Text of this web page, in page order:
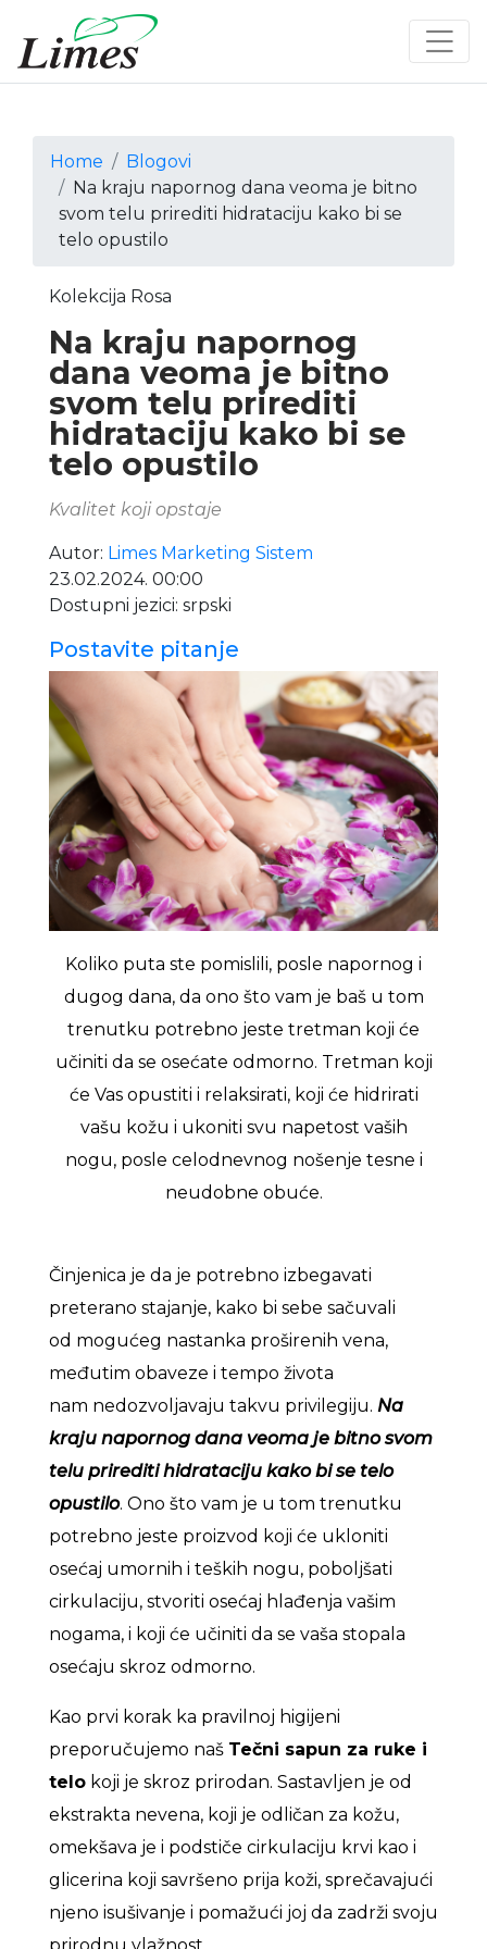
Home
Blogovi
Na kraju napornog dana veoma je bitno
svom telu prirediti hidrataciju kako bi se
telo opustilo
Kolekcija Rosa
Na kraju napornog
dana veoma je bitno
svom telu prirediti
hidrataciju kako bi se
telo opustilo
Kvalitet koji opstaje
Autor: Limes Marketing Sistem
23.02.2024. 00:00
Dostupni jezici: srpski
Postavite pitanje
Koliko puta ste pomislili, posle napornog i
dugog dana, da ono što vam je baš u tom
trenutku potrebno jeste tretman koji će
učiniti da se osećate odmorno. Tretman koji
će Vas opustiti i relaksirati, koji će hidrirati
vašu kožu i ukoniti svu napetost vaših
nogu, posle celodnevnog nošenje tesne i
neudobne obuće.
Činjenica je da je potrebno izbegavati
preterano stajanje, kako bi sebe sačuvali
od mogućeg nastanka proširenih vena,
međutim obaveze i tempo života
nam nedozvoljavaju takvu privilegiju. Na
kraju napornog dana veoma je bitno svom
telu prirediti hidrataciju kako bi se telo
opustilo. Ono što vam je u tom trenutku
potrebno jeste proizvod koji će ukloniti
osećaj umornih i teških nogu, poboljšati
cirkulaciju, stvoriti osećaj hlađenja vašim
nogama, i koji će učiniti da se vaša stopala
osećaju skroz odmorno.
Kao prvi korak ka pravilnoj higijeni
preporučujemo naš Tečni sapun za ruke i
telo koji je skroz prirodan. Sastavljen je od
ekstrakta nevena, koji je odličan za kožu,
omekšava je i podstiče cirkulaciju krvi kao i
glicerina koji savršeno prija koži, sprečavajući
njeno isušivanje i pomažući joj da zadrži svoju